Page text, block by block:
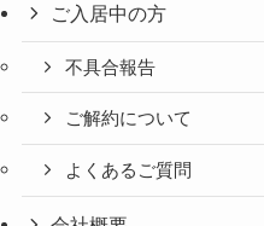
ご入居中の方
不具合報告
ご解約について
よくあるご質問